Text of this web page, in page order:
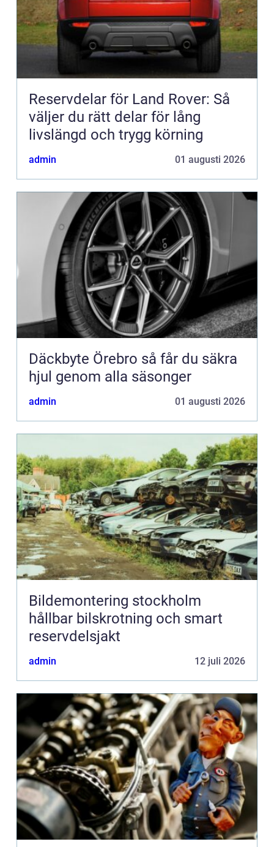
Reservdelar för Land Rover: Så
väljer du rätt delar för lång
livslängd och trygg körning
admin 01 augusti 2026
Däckbyte Örebro så får du säkra
hjul genom alla säsonger
admin 01 augusti 2026
Bildemontering stockholm
hållbar bilskrotning och smart
reservdelsjakt
admin 12 juli 2026